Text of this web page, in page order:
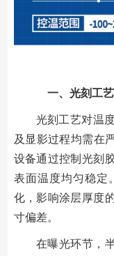
一、光刻工艺
光刻工艺对温
及显影过程均需在
设备通过控制光刻
表面温度均匀稳定
化，影响涂层厚度
寸偏差。
在曝光环节，